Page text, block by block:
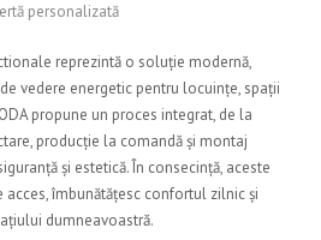
personalizată
reprezintă o soluție modernă,
vedere energetic pentru locuințe, spații
propune un proces integrat, de la
producție la comandă și montaj
și estetică. În consecință, aceste
îmbunătățesc confortul zilnic și
dumneavoastră.